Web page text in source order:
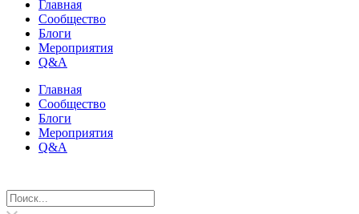
Главная
Сообщество
Блоги
Мероприятия
Q&A
Главная
Сообщество
Блоги
Мероприятия
Q&A